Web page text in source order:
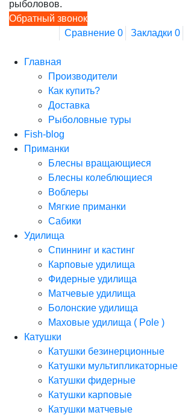
рыболовов.
Обратный звонок
Сравнение 0 Закладки 0
Главная
Производители
Как купить?
Доставка
Рыболовные туры
Fish-blog
Приманки
Блесны вращающиеся
Блесны колеблющиеся
Воблеры
Мягкие приманки
Сабики
Удилища
Спиннинг и кастинг
Карповые удилища
Фидерные удилища
Матчевые удилища
Болонские удилища
Маховые удилища ( Pole )
Катушки
Катушки безинерционные
Катушки мультипликаторные
Катушки фидерные
Катушки карповые
Катушки матчевые